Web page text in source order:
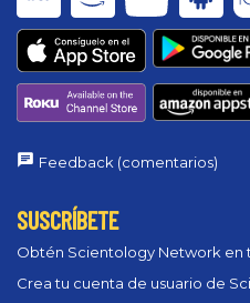
Feedback (comentarios)
SUSCRÍBETE
Obtén Scientology Network en
Crea tu cuenta de usuario de